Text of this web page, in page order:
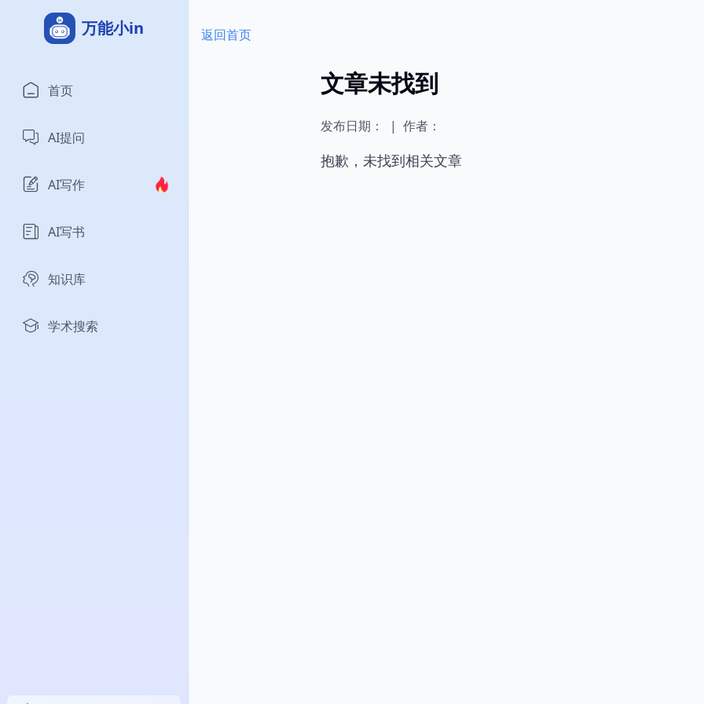
万能小in
首页
AI提问
AI写作
AI写书
知识库
学术搜索
返回首页
文章未找到
发布日期： | 作者：
抱歉，未找到相关文章